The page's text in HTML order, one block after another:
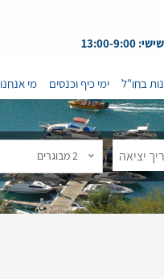
בחו"ל ימי כיף וכנסים מי אנחנו
2 מבוגרים